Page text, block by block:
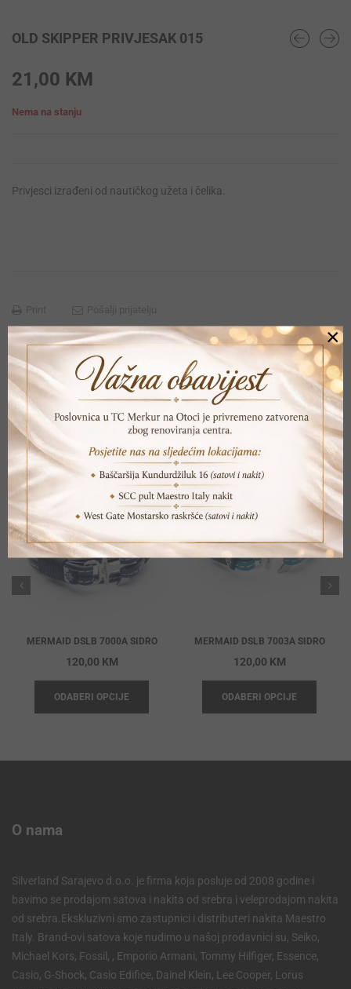
OLD SKIPPER PRIVJESAK 015
21,00 KM
Nema na stanju
Privjesci izrađeni od nautičkog užeta i čelika.
POVEZANI PROIZVODI
MERMAID DSLB 7000A SIDRO
120,00 KM
ODABERI OPCIJE
MERMAID DSLB 7003A SIDRO
120,00 KM
ODABERI OPCIJE
O nama
Silverland Sarajevo d.o.o. je firma koja posluje od 2008 godine i
bavimo se prodajom satova i nakita od srebra i veleprodajom nakita
od srebra.Ekskluzivni smo zastupnici i distributeri nakita Maestro
Italy. Brand-ovi satova koje nudimo u našoj prodavnici su, Seiko,
Michael Kors, Fossil, , Emporio Armani, Tommy Hilfiger, Essence,
Casio, G-Shock, Casio Edifice, Dainel Klein, Lee Cooper, Lorus
×